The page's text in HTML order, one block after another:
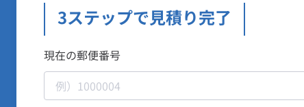
3ステップで見積り完了
現在の郵便番号